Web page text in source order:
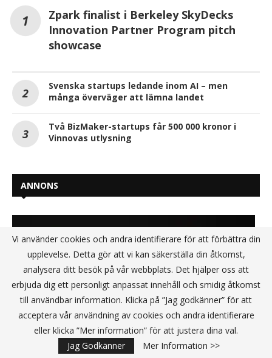
Zpark finalist i Berkeley SkyDecks
Innovation Partner Program pitch
showcase
Svenska startups ledande inom AI – men
många överväger att lämna landet
Två BizMaker-startups får 500 000 kronor i
Vinnovas utlysning
ANNONS
Vi använder cookies och andra identifierare för att förbättra din
upplevelse. Detta gör att vi kan säkerställa din åtkomst,
analysera ditt besök på vår webbplats. Det hjälper oss att
erbjuda dig ett personligt anpassat innehåll och smidig åtkomst
till användbar information. Klicka på ”Jag godkänner” för att
acceptera vår användning av cookies och andra identifierare
eller klicka ”Mer information” för att justera dina val.
Jag Godkänner
Mer Information >>